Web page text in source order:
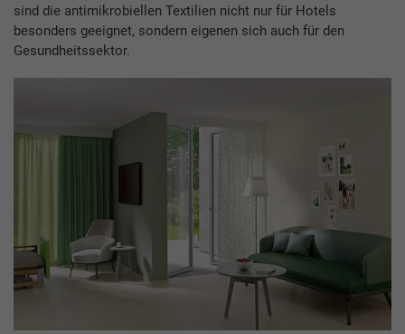
sind die antimikrobiellen Textilien nicht nur für Hotels
besonders geeignet, sondern eigenen sich auch für den
Gesundheitssektor.